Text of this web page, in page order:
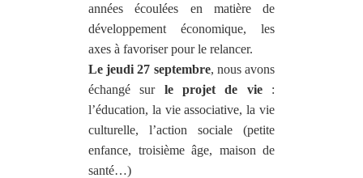
années écoulées en matière de
développement économique, les
axes à favoriser pour le relancer.
Le jeudi 27 septembre, nous avons
échangé sur le projet de vie:
l’éducation, la vie associative, la vie
culturelle, l’action sociale (petite
enfance, troisième âge, maison de
santé…)